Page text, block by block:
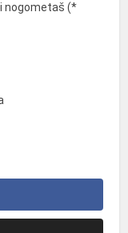
nogometaš (*